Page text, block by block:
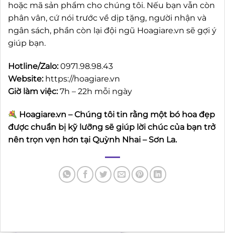
hoặc mã sản phẩm cho chúng tôi. Nếu bạn vẫn còn
phân vân, cứ nói trước về dịp tặng, người nhận và
ngân sách, phần còn lại đội ngũ Hoagiare.vn sẽ gợi ý
giúp bạn.
Hotline/Zalo:0971.98.98.43
Website: https://hoagiare.vn
Giờ làm việc:7h – 22h mỗi ngày
Hoagiare.vn – Chúng tôi tin rằng một bó hoa đẹp
được chuẩn bị kỹ lưỡng sẽ giúp lời chúc của bạn trở
nên trọn vẹn hơn tại Quỳnh Nhai – Sơn La.